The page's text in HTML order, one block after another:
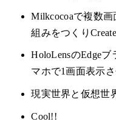
Milkcocoaで複数
組みをつくり
HoloLensのEdge
マホで1画面表示
現実世界と仮想世
Cool!!